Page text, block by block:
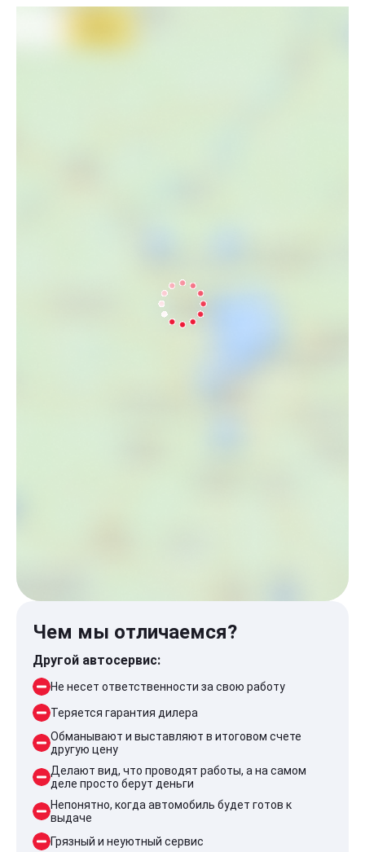
Чем мы отличаемся?
Другой автосервис:
Не несет ответственности за свою работу
Теряется гарантия дилера
Обманывают и выставляют в итоговом счете
другую цену
Делают вид, что проводят работы, а на самом
деле просто берут деньги
Непонятно, когда автомобиль будет готов к
выдаче
Грязный и неуютный сервис